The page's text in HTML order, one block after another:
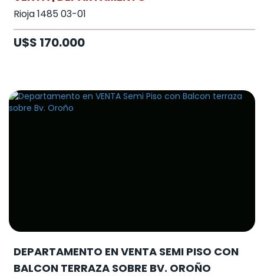
Rioja 1485 03-01
U$S 170.000
DEPARTAMENTO EN VENTA SEMI PISO CON
BALCON TERRAZA SOBRE BV. OROÑO